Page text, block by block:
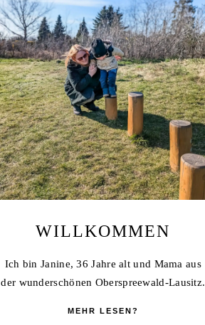
WILLKOMMEN
Ich bin Janine, 36 Jahre alt und Mama aus
der wunderschönen Oberspreewald-Lausitz.
MEHR LESEN?